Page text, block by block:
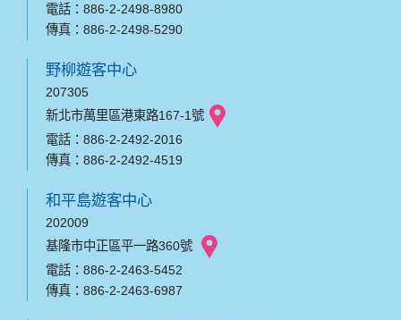
電話：886-2-2498-8980
傳真：886-2-2498-5290
野柳遊客中心
207305
新北市萬里區港東路167-1號
電話：886-2-2492-2016
傳真：886-2-2492-4519
和平島遊客中心
202009
基隆市中正區平一路360號
電話：886-2-2463-5452
傳真：886-2-2463-6987